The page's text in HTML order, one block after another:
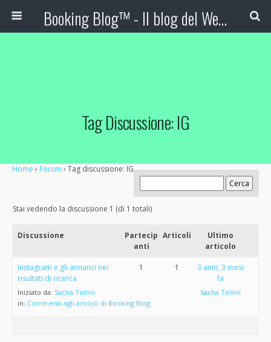
Booking Blog™ - Il blog del Web Marketing Turistico
Tag Discussione: IG
Home › Forum › Tag discussione: IG
Stai vedendo la discussione 1 (di 1 totali)
Discussione
Partecip
anti
Articoli
Ultimo
articolo
Instagram e gli annunci nei
risultati di ricerca
Iniziato da: Sacha Tellini
in: Commenti agli articoli di Booking Blog
1 1
3 anni, 3 mesi
fa
Sacha Tellini